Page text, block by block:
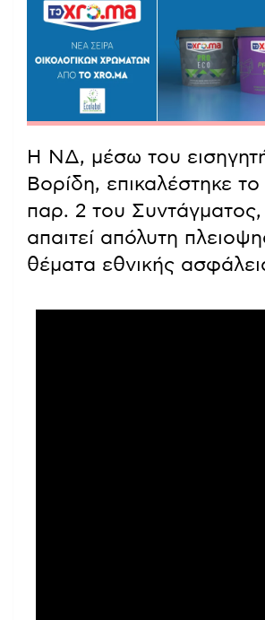
Η ΝΔ, μέσω του
Βορίδη, επικαλέστηκε
παρ. 2 του Συντάγματος,
απαιτεί απόλυτη
θέματα εθνικής